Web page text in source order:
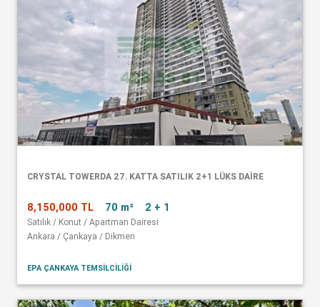
CRYSTAL TOWERDA 27. KATTA SATILIK 2+1 LÜKS DAİRE
8,150,000 TL 70 m² 2 + 1
Satılık / Konut / Apartman Dairesi
Ankara / Çankaya / Dikmen
EPA ÇANKAYA TEMSİLCİLİĞİ